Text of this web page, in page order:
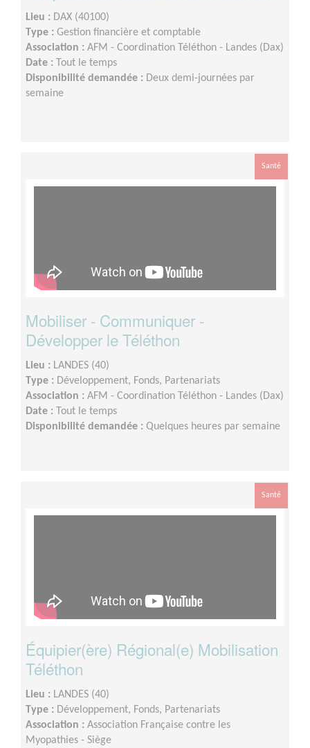
Lieu : DAX (40100)
Type : Gestion financière et comptable
Association : AFM - Coordination Téléthon - Landes (Dax)
Date :
Tout le temps
Disponibilité demandée : Deux demi-journées par
semaine
Santé
Mobiliser - Communiquer -
Développer le Téléthon
Lieu : LANDES (40)
Type : Développement, Fonds, Partenariats
Association : AFM - Coordination Téléthon - Landes (Dax)
Date :
Tout le temps
Disponibilité demandée : Quelques heures par semaine
Santé
Équipier(ère) Régional(e) Mobilisation
Téléthon
Lieu : LANDES (40)
Type : Développement, Fonds, Partenariats
Association : Association Française contre les
Myopathies - Siège